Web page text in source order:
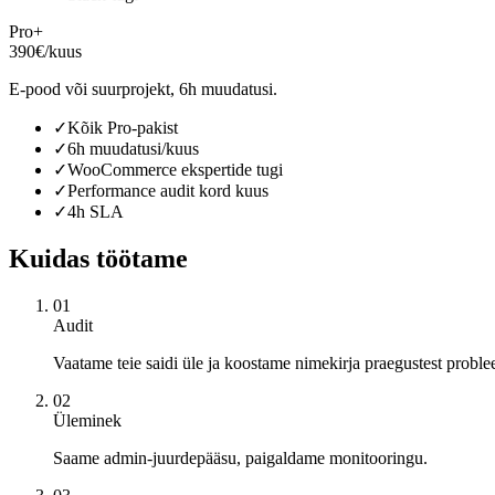
Pro+
390€/kuus
E-pood või suurprojekt, 6h muudatusi.
✓Kõik Pro-pakist
✓6h muudatusi/kuus
✓WooCommerce ekspertide tugi
✓Performance audit kord kuus
✓4h SLA
Kuidas töötame
01
Audit
Vaatame teie saidi üle ja koostame nimekirja praegustest
02
Üleminek
Saame admin-juurdepääsu, paigaldame monitooringu.